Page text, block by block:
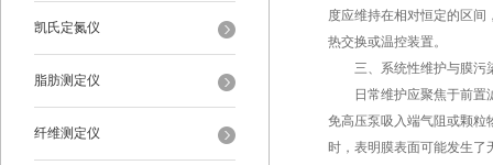
凯氏定氮仪
脂肪测定仪
纤维测定仪
度应维持在相对恒定的区
热交换或温控装置。
三、系统性维护与膜污
日常维护应聚焦于前置滤
免高压泵吸入端气阻或颗粒
时，表明膜表面可能发生